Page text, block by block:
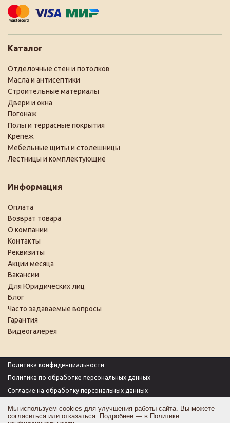
Каталог
Отделочные стен и потолков
Масла и антисептики
Строительные материалы
Двери и окна
Погонаж
Полы и террасные покрытия
Крепеж
Мебельные щиты и столешницы
Лестницы и комплектующие
Информация
Оплата
Возврат товара
О компании
Контакты
Реквизиты
Акции месяца
Вакансии
Для Юридических лиц
Блог
Часто задаваемые вопросы
Гарантия
Видеогалерея
Политика конфиденциальности
Политика по обработке персональных данных
Согласие на обработку персональных данных
Согласие на получение рекламы
Мы используем cookies для улучшения работы сайта. Вы можете
согласиться или отказаться. Подробнее — в Политике